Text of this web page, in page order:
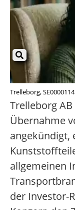
Trelleborg,
Trelleborg
Übernahme
angekündigt,
allgemeinen
der Investor-